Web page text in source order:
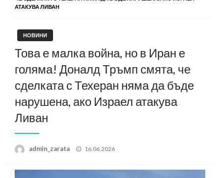
АТАКУВА ЛИВАН
НОВИНИ
Това е малка война, но в Иран е
голяма! Доналд Тръмп смята, че
сделката с Техеран няма да бъде
нарушена, ако Израел атакува
Ливан
admin_zarata
Posted
16.06.2026